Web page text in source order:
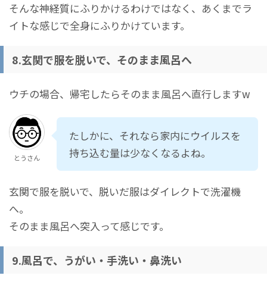
そんな神経質にふりかけるわけではなく、あくまでラ
イトな感じで全身にふりかけています。
8.玄関で服を脱いで、そのまま風呂へ
ウチの場合、帰宅したらそのまま風呂へ直行しますw
とうさん
たしかに、それなら家内にウイルスを
持ち込む量は少なくなるよね。
玄関で服を脱いで、脱いだ服はダイレクトで洗濯機
へ。
そのまま風呂へ突入って感じです。
9.風呂で、うがい・手洗い・鼻洗い